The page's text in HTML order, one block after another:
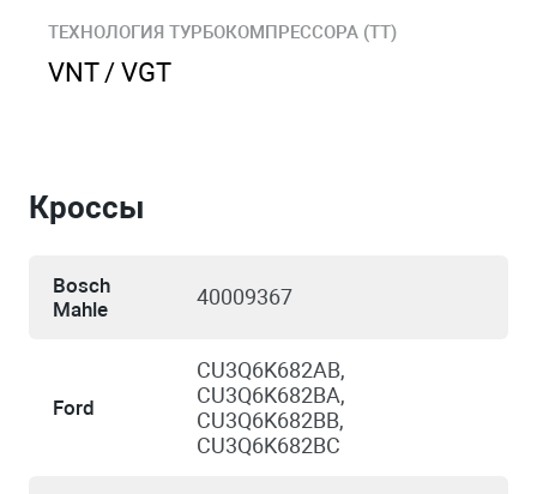
ТЕХНОЛОГИЯ ТУРБОКОМПРЕССОРА (TT)
VNT / VGT
Кроссы
Bosch
Mahle
40009367
Ford
CU3Q6K682AB,
CU3Q6K682BA,
CU3Q6K682BB,
CU3Q6K682BC